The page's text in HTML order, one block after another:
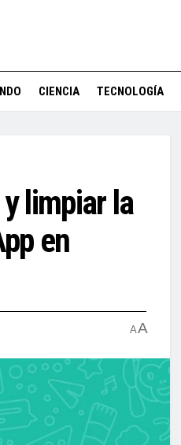
CIENCIA TECNOLOGÍA
limpiar la
en
AA